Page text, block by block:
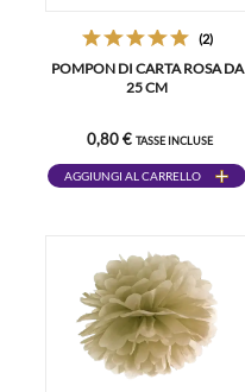
(2)
POMPON DI CARTA ROSA DA
25 CM
0,80 € TASSE INCLUSE
AGGIUNGI AL CARRELLO